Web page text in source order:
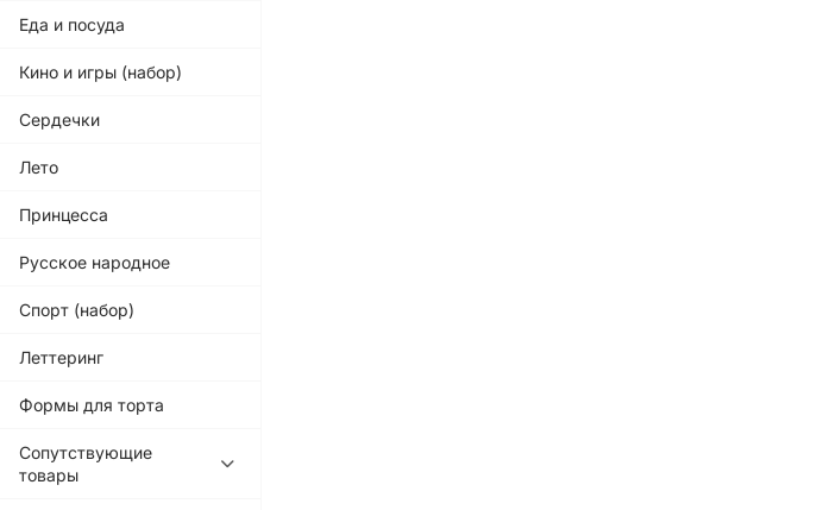
Еда и посуда
Кино и игры (набор)
Сердечки
Лето
Принцесса
Русское народное
Спорт (набор)
Леттеринг
Формы для торта
Сопутствующие
товары